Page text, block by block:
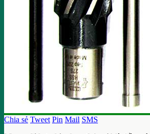
Chia sẻ Tweet Pin Mail SMS